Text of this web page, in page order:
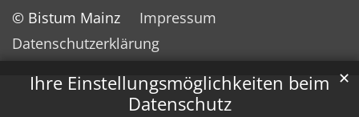
Ihre Einstellungsmöglichkeiten beim
Datenschutz
✕
© Bistum Mainz
Impressum
Datenschutzerklärung